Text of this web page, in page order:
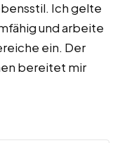
Ich gelte
und arbeite
ein. Der
bereitet mir